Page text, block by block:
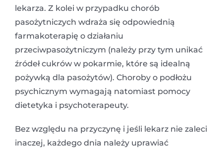
lekarza. Z kolei w przypadku chorób
pasożytniczych wdraża się odpowiednią
farmakoterapię o działaniu
przeciwpasożytniczym (należy przy tym unikać
źródeł cukrów w pokarmie, które są idealną
pożywką dla pasożytów). Choroby o podłożu
psychicznym wymagają natomiast pomocy
dietetyka i psychoterapeuty.
Bez względu na przyczynę i jeśli lekarz nie zaleci
inaczej, każdego dnia należy uprawiać